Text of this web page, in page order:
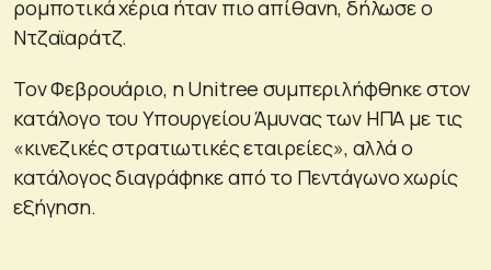
ρομποτικά χέρια ήταν πιο απίθανη, δήλωσε ο
Ντζαϊαράτζ.
Τον Φεβρουάριο, η Unitree συμπεριλήφθηκε στον
κατάλογο του Υπουργείου Άμυνας των ΗΠΑ με τις
«κινεζικές στρατιωτικές εταιρείες», αλλά ο
κατάλογος διαγράφηκε από το Πεντάγωνο χωρίς
εξήγηση.